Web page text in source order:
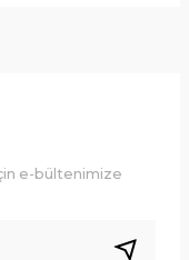
e-bültenimize